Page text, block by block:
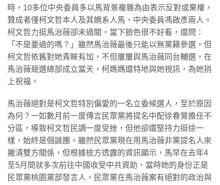
時，10多位中央委員多以馬背景複雜為由表示反對或棄權，
贊成者僅柯文哲本人及其嫡系人馬、中央委員馮啟彥兩人。
柯文哲力挺馬治薇卻未過關，當下臉色很不好看，還問：
「不是要過的嗎？」雖然馬治薇最後只能以無黨籍參選，但
柯文哲依舊對她青睞有加，不但屢屢與馬治薇同台輔選，在
馬治薇競選總部成立當天，柯媽媽還特地與她視訊，為她捎
上祝福。
馬治薇絕對是柯文哲特別偏愛的一名立委候選人，至於原因
為何？一如數月前一度傳言民眾黨將提名中配徐春鶯擔任不
分區，導致柯文哲民調一度受挫，但他卻還堅持力挺徐一
樣，始終是個謎團。雖然民眾黨現在用馬治薇非黨提名人來
撇清雙方關係，但根據檢方透露的資訊顯示，馬早在去年4
至5月間就多次前往中國收受中共資助，當時她的身份正是
民眾黨桃園黨部發言人，民眾黨在馬治薇案有絕對的政治與